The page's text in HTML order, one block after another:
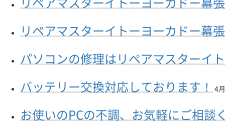
リペアマスターイトーヨーカドー幕
パソコンの修理はリペアマスターイ
バッテリー交換対応しております！
4
お使いのPCの不調、お気軽にご相談